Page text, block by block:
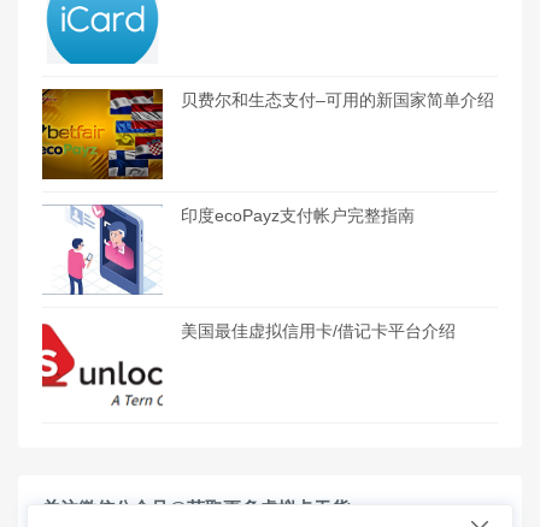
贝费尔和生态支付–可用的新国家简单介绍
印度ecoPayz支付帐户完整指南
美国最佳虚拟信用卡/借记卡平台介绍
关注微信公众号@获取更多虚拟卡干货